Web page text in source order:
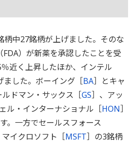
柄中27銘柄が上げました。そのな
）が新薬を承認したことを受
近く上昇したほか、インテル
ました。ボーイング［BA］とキャ
ルドマン・サックス［GS］、アッ
ル・インターナショナル［HON］
。一方でセールスフォース
マイクロソフト［MSFT］の3銘柄